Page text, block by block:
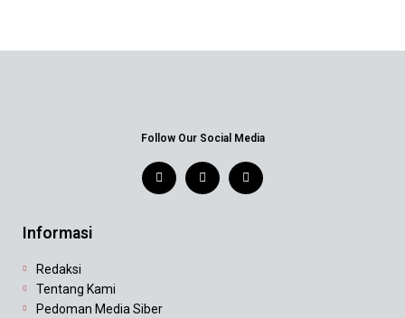
Follow Our Social Media
Informasi
Redaksi
Tentang Kami
Pedoman Media Siber